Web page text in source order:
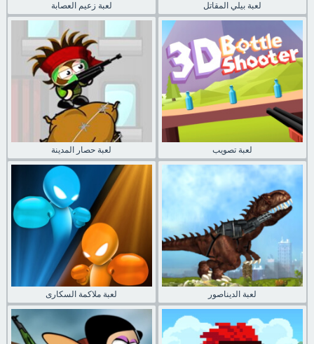
لعبة زعيم العصابة لعبة بيلي المقاتل
لعبة حصار المدينة لعبة تصويب
لعبة ملاكمة السكارى لعبة الديناصور